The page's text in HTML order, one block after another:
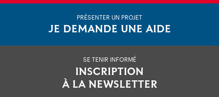
PRÉSENTER UN PROJET
JE DEMANDE UNE AIDE
SE TENIR INFORMÉ
INSCRIPTION
À LA NEWSLETTER